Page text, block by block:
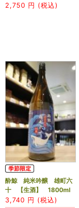
2,750 円 (税込)
酔鯨 純米吟醸 雄町六
十 【生酒】 1800ml
3,740 円 (税込)